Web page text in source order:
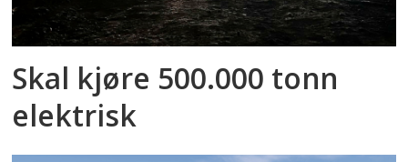
Skal kjøre 500.000 tonn
elektrisk